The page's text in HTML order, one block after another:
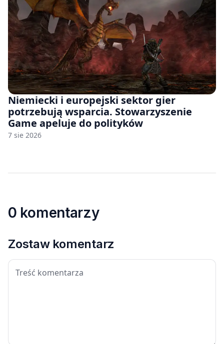
Niemiecki i europejski sektor gier
potrzebują wsparcia. Stowarzyszenie
Game apeluje do polityków
7 sie 2026
0 komentarzy
Zostaw komentarz